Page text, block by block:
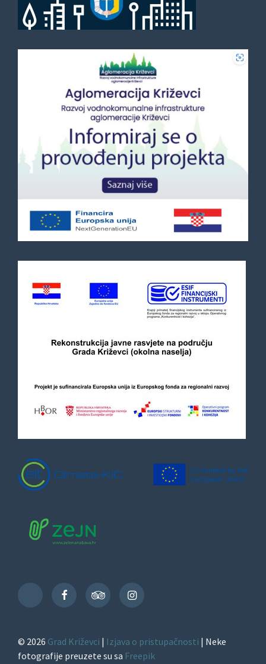
TikTok
FacebookTripAdvisorInstagram
© 2026 Grad Križevci | Izjava o pristupačnosti | Neke
fotografije preuzete su sa Freepik